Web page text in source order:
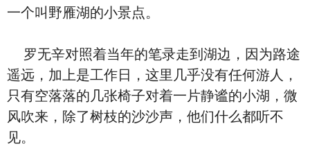
一个叫野雁湖的小景点。
罗无辛对照着当年的笔录走到湖边，因为路途
遥远，加上是工作日，这里几乎没有任何游人，
只有空落落的几张椅子对着一片静谧的小湖，微
风吹来，除了树枝的沙沙声，他们什么都听不
见。